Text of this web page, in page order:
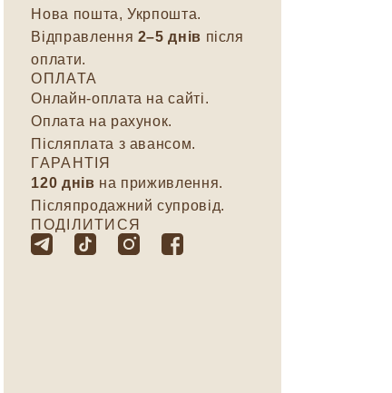
Нова пошта, Укрпошта.
Відправлення 2–5 днів після
оплати.
ОПЛАТА
Онлайн-оплата на сайті.
Оплата на рахунок.
Післяплата з авансом.
ГАРАНТІЯ
120 днів на приживлення.
Післяпродажний супровід.
ПОДІЛИТИСЯ